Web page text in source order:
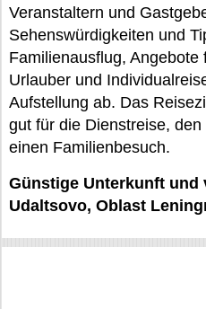
Veranstaltern und
Sehenswürdigkeiten und
Familienausflug,
Urlauber und
Aufstellung ab. Das
gut für die Dienstreise,
einen Familienbesuch.
Günstige Unterkunft und
Udaltsovo, Oblast